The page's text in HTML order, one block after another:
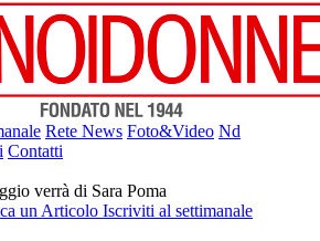
Rete News Foto&Video Nd
Contatti
verrà di Sara Poma
un Articolo Iscriviti al settimanale